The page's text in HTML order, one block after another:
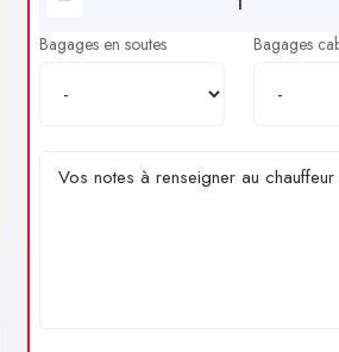
Bagages en soutes Bagages